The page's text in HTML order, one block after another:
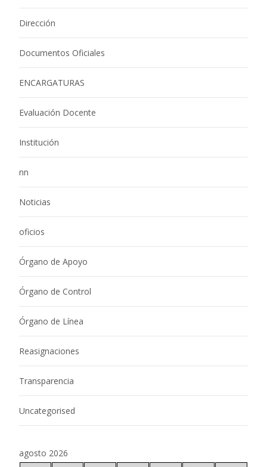
Dirección
Documentos Oficiales
ENCARGATURAS
Evaluación Docente
Institución
nn
Noticias
oficios
Órgano de Apoyo
Órgano de Control
Órgano de Línea
Reasignaciones
Transparencia
Uncategorised
agosto 2026